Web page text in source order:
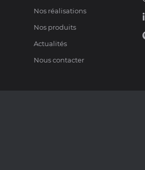
Nos réalisations
Nos produits
Actualités
Nous contacter